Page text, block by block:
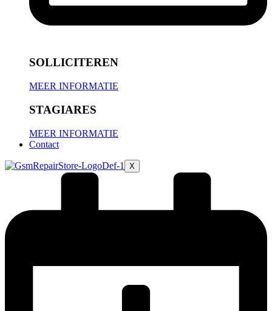
SOLLICITEREN
MEER INFORMATIE
STAGIARES
MEER INFORMATIE
Contact
X